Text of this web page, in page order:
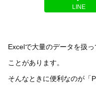
LINE
Excelで大量のデータを扱
ことがあります。
そんなときに便利なのが「